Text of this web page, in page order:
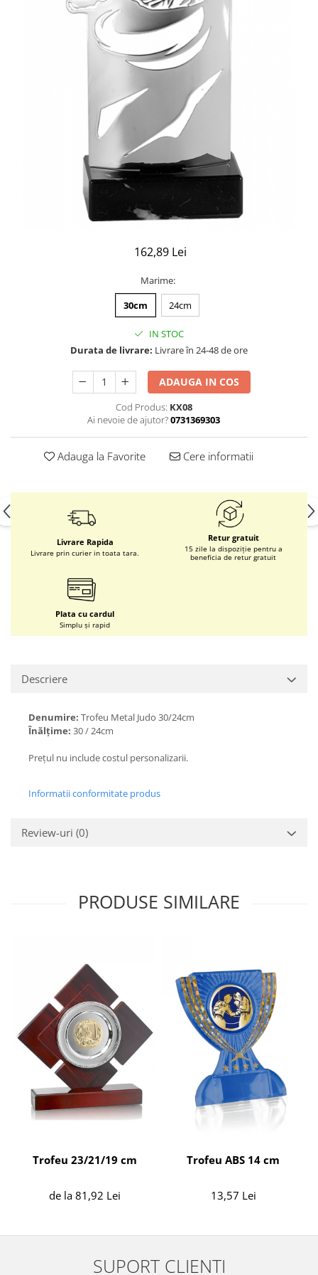
162,89 Lei
Marime:
30cm
24cm
IN STOC
Durata de livrare: Livrare în 24-48 de ore
ADAUGA IN COS
Cod Produs: KX08
Ai nevoie de ajutor?0731369303
Adauga la Favorite Cere informatii
Livrare Rapida
Livrare prin curier in toata tara.
Retur gratuit
15 zile la dispoziție pentru a
beneficia de retur gratuit
Plata cu cardul
Simplu și rapid
Descriere
Denumire: Trofeu Metal Judo 30/24cm
Înălțime: 30 / 24cm
Prețul nu include costul personalizarii.
Informatii conformitate produs
Review-uri (0)
PRODUSE SIMILARE
Trofeu 23/21/19 cm
de la 81,92 Lei
Trofeu ABS 14 cm
13,57 Lei
SUPORT CLIENTI